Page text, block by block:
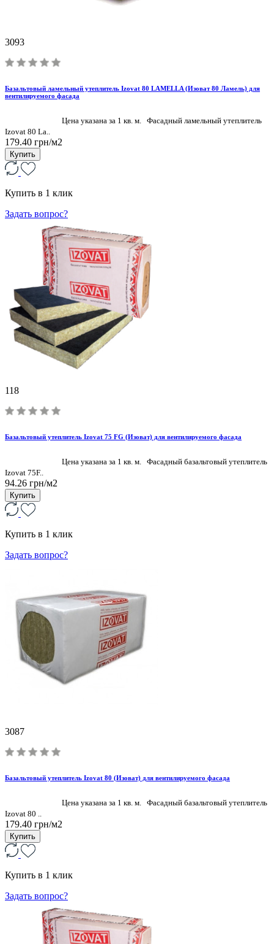
3093
Базальтовый ламельный утеплитель Izovat 80 LAMELLA (Изоват 80 Ламель) для
вентилируемого фасада
Цена указана за 1 кв. м. Фасадный ламельный утеплитель
Izovat 80 La..
179.40 грн/м2
Купить
Купить в 1 клик
Задать вопрос?
118
Базальтовый утеплитель Izovat 75 FG (Изоват) для вентилируемого фасада
Цена указана за 1 кв. м. Фасадный базальтовый утеплитель
Izovat 75F..
94.26 грн/м2
Купить
Купить в 1 клик
Задать вопрос?
3087
Базальтовый утеплитель Izovat 80 (Изоват) для вентилируемого фасада
Цена указана за 1 кв. м. Фасадный базальтовый утеплитель
Izovat 80 ..
179.40 грн/м2
Купить
Купить в 1 клик
Задать вопрос?